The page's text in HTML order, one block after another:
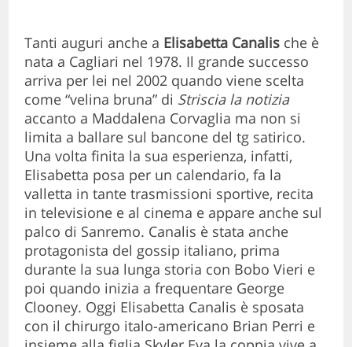
Tanti auguri anche a Elisabetta Canalis che è
nata a Cagliari nel 1978. Il grande successo
arriva per lei nel 2002 quando viene scelta
come “velina bruna” di Striscia la notizia
accanto a Maddalena Corvaglia ma non si
limita a ballare sul bancone del tg satirico.
Una volta finita la sua esperienza, infatti,
Elisabetta posa per un calendario, fa la
valletta in tante trasmissioni sportive, recita
in televisione e al cinema e appare anche sul
palco di Sanremo. Canalis è stata anche
protagonista del gossip italiano, prima
durante la sua lunga storia con Bobo Vieri e
poi quando inizia a frequentare George
Clooney. Oggi Elisabetta Canalis è sposata
con il chirurgo italo-americano Brian Perri e